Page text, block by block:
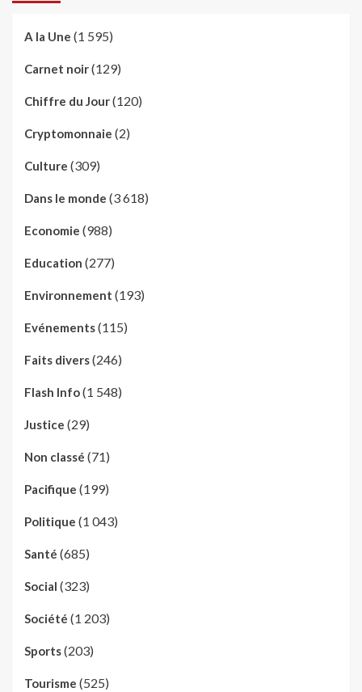
A la Une (1 595)
Carnet noir(129)
Chiffre du Jour(120)
Cryptomonnaie (2)
Culture (309)
Dans le monde (3 618)
Economie (988)
Education (277)
Environnement (193)
Evénements(115)
Faits divers(246)
Flash Info(1 548)
Justice (29)
Non classé (71)
Pacifique (199)
Politique (1 043)
Santé (685)
Social (323)
Société (1 203)
Sports(203)
Tourisme (525)